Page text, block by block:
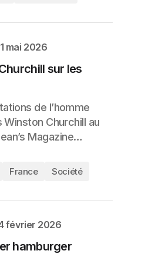
mai 2026
sur les
de l’homme
Winston Churchill au
Magazine…
France Société
février 2026
hamburger